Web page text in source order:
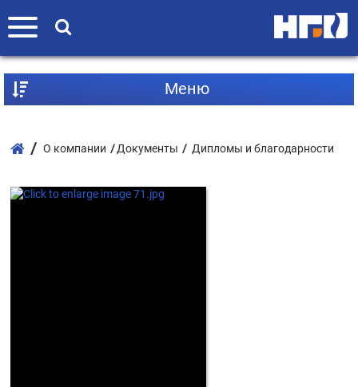
Mеню
О компании Документы Дипломы и благодарности